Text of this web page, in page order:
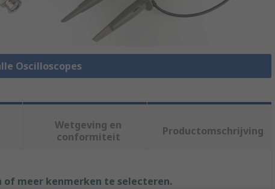
Oscilloscopes
Wetgeving en
conformiteit
Productomschrijving
of meer kenmerken te selecteren.